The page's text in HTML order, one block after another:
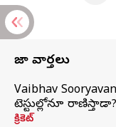
తాజా వార్తలు
Vaibhav
టెస్టుల్లోనూ రాణిస్తాడా?
క్రికెట్